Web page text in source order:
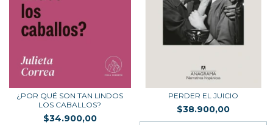
¿POR QUÉ SON TAN LINDOS
LOS CABALLOS?
$34.900,00
PERDER EL JUICIO
$38.900,00